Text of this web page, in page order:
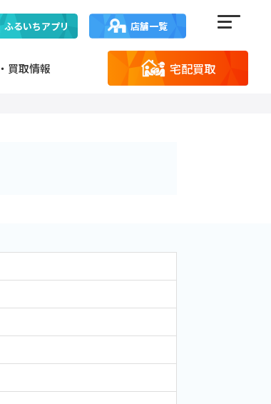
ふるいちアプリ 店舗一覧
買取情報 宅配買取